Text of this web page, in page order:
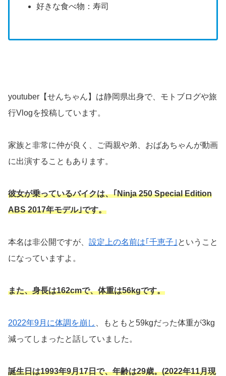
好きな食べ物：寿司
youtuber【せんちゃん】は静岡県出身で、モトブログや旅
行Vlogを投稿しています。
家族と非常に仲が良く、ご両親や弟、おばあちゃんが動画
に出演することもあります。
彼女が乗っているバイクは、｢Ninja 250 Special Edition
ABS 2017年モデル｣です。
本名は非公開ですが、 設定上の名前は｢千恵子｣ ということ
になっていますよ。
また、身長は162cmで、体重は56kgです。
2022年9月に体調を崩し
、もともと59kgだった体重が3kg
減ってしまったと話していました。
誕生日は1993年9月17日で、年齢は29歳。(2022年11月現